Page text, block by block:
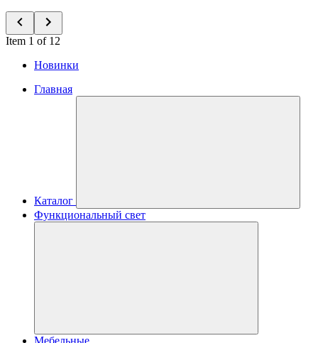
Item 1 of 12
Новинки
Главная
Каталог
Функциональный свет
Мебельные